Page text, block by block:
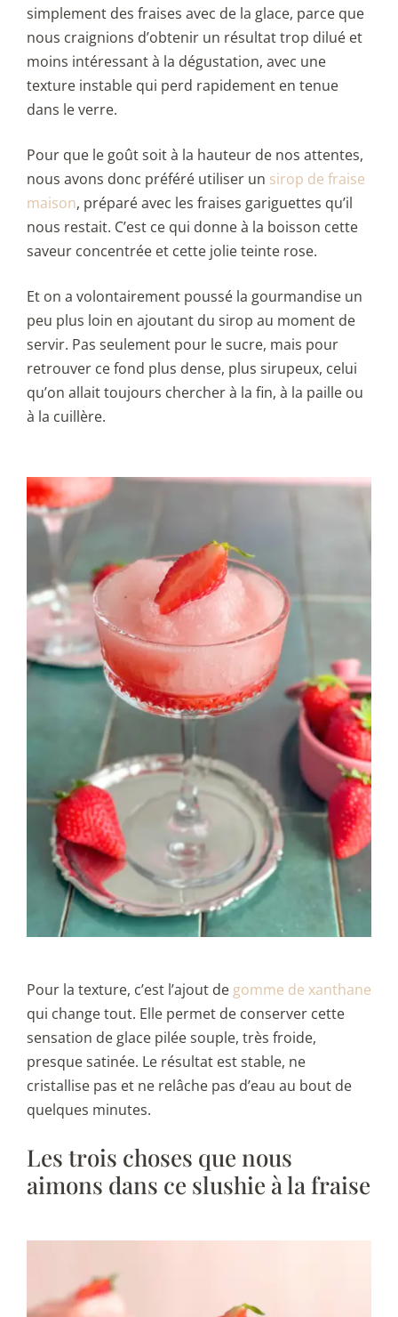
simplement des fraises avec de la glace, parce que
nous craignions d’obtenir un résultat trop dilué et
moins intéressant à la dégustation, avec une
texture instable qui perd rapidement en tenue
dans le verre.
Pour que le goût soit à la hauteur de nos attentes,
nous avons donc préféré utiliser un sirop de fraise
maison, préparé avec les fraises gariguettes qu’il
nous restait. C’est ce qui donne à la boisson cette
saveur concentrée et cette jolie teinte rose.
Et on a volontairement poussé la gourmandise un
peu plus loin en ajoutant du sirop au moment de
servir. Pas seulement pour le sucre, mais pour
retrouver ce fond plus dense, plus sirupeux, celui
qu’on allait toujours chercher à la fin, à la paille ou
à la cuillère.
Pour la texture, c’est l’ajout de gomme de xanthane
qui change tout. Elle permet de conserver cette
sensation de glace pilée souple, très froide,
presque satinée. Le résultat est stable, ne
cristallise pas et ne relâche pas d’eau au bout de
quelques minutes.
Les trois choses que nous
aimons dans ce slushie à la fraise